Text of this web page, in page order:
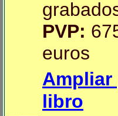
PVP:
euros
Ampliar
libro